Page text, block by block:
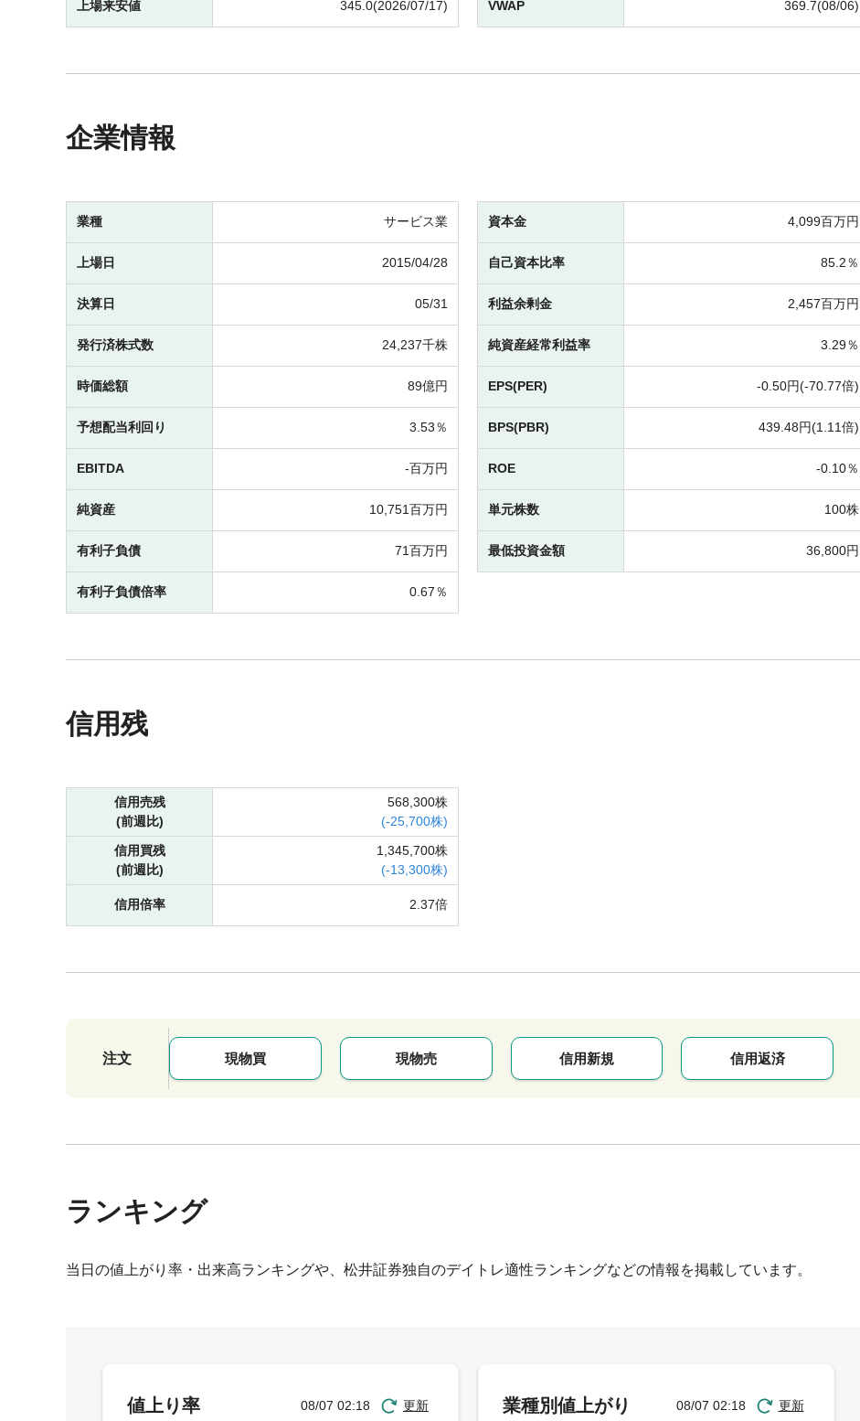
上場来安値 345.0(2026/07/17) VWAP 369.7(08/06)
企業情報
業種 サービス業
上場日 2015/04/28
決算日 05/31
発行済株式数 24,237千株
時価総額 89億円
予想配当利回り 3.53％
EBITDA -百万円
純資産 10,751百万円
有利子負債 71百万円
有利子負債倍率 0.67％
資本金 4,099百万円
自己資本比率 85.2％
利益余剰金 2,457百万円
純資産経常利益率 3.29％
EPS(PER) -0.50円(-70.77倍)
BPS(PBR) 439.48円(1.11倍)
ROE -0.10％
単元株数 100株
最低投資金額 36,800円
信用残
信用売残
(前週比)
568,300株
(-25,700株)
信用買残
(前週比)
1,345,700株
(-13,300株)
信用倍率 2.37倍
注文 現物買 現物売 信用新規 信用返済
ランキング
当日の値上がり率・出来高ランキングや、松井証券独自のデイトレ適性ランキングなどの情報を掲載しています。